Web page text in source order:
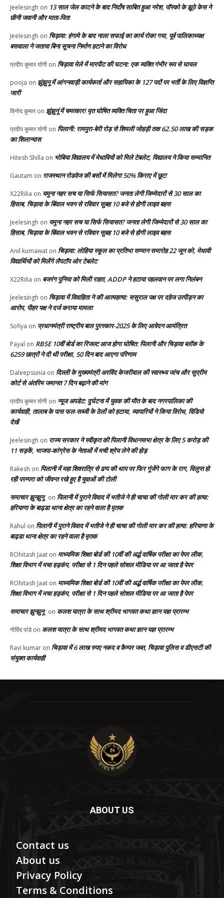
Jeelesingh on 13 साल जेल काटने के बाद निर्दोष साबित हुआ नरेश, पॉस्को के झूठे केस ने
छीनी जवानी और माता-पिता
Jeelesingh on चिड़ावा: हंगामे के बाद नाला सफाई का कार्य रोका गया, पूर्व पालिकाध्यक्ष
बसवाला ने जताया बिना सूचना निर्माण हटाने का विरोध
प्रदीप कुमार योगी on चिड़ावा मेले में मारपीट की घटना: एक व्यक्ति गंभीर रूप से घायल
pooja on झुंझुनू में आंगनवाड़ी कार्यकर्ता और सहायिका के 127 पदों पर भर्ती के लिए विज्ञप्ति
जारी
विनोद कुमारon झुंझुनूं में चमत्कार! मृत घोषित व्यक्ति चिता पर हुआ जिंदा
प्रदीप कुमार योगी on पिलानी: रामपुरा-बेरी रोड़ से शिमली जोहड़ी तक 62.50 लाख की सड़क
का शिलान्यास
Hitesh Shilla on भोबिया विद्यालय में मेधावियों को मिले टेबलेट, विद्यालय ने किया सम्मानित
Gautam on राजस्थान रोडवेज की बसों में मिलेगा 50% किराए में छूट!
X22Rilia on यमुना नहर सच या सिर्फ सियासत? जनता लेगी जिम्मेदारों से 30 साल का
हिसाब, चिड़ावा के बिंवाल भवन से रविवार सुबह 10 बजे से होगी लाइव बहस
Jeelesingh on यमुना नहर सच या सिर्फ सियासत? जनता लेगी जिम्मेदारों से 30 साल का
हिसाब, चिड़ावा के बिंवाल भवन से रविवार सुबह 10 बजे से होगी लाइव बहस
Anil kumawat on चिड़ावा: लोहिया स्कूल का प्रतिभा सम्मान समारोह 22 जून को, मेधावी
विद्यार्थियों को मिलेंगे लैपटॉप ओर टेबलेट
X22Rilia on बजरंग पुनिया को मिली राहत, ADDP ने हटाया पहलवान पर लगा निलंबन
Jeelesingh on चिड़ावा में विवाहिता ने की आत्महत्या: ससुराल पक्ष पर दहेज उत्पीड़न का
आरोप, पीहर पक्ष ने दर्ज कराया मामला
Sofiya on प्रधानमंत्री राष्ट्रीय बाल पुरस्कार-2025 के लिए आवेदन आमंत्रित
Payal on RBSE 10वीं बोर्ड का रिजल्ट आज होगा घोषित: पिलानी और चिड़ावा ब्लॉक के
6259 छात्रों ने दी थी परीक्षा, 50 दिन बाद आएगा परिणाम
Daleepsunia on दिल्ली के मुख्यमंत्री अरविंद केजरीवाल की स्वास्थ्य जांच और सुप्रीम
कोर्ट से अंतरिम जमानत 7 दिन बढ़ाने की मांग
प्रदीप कुमार योगी on न्यूज अपडेट: दुर्घटना में युवक की मौत के बाद नगरपालिका की
कार्यवाही, तालाब के पास फल-सब्जी के ठेलों को हटाया, व्यापारियों ने किया विरोध, विडियो
देखें
Jeelesingh on राज्य सरकार ने स्वीकृत की पिलानी विधानसभा क्षेत्र के लिए 5 करोड़ की
11 सड़कें, भाजपा-कांग्रेस के नेताओं में मची श्रेय लेने की होड़
Rakesh on पिलानी में महा शिवरात्रि से ढप्प की थाप पर फिर गूंजेंगे फाग के राग, विलुप्त हो
रही परम्परा को जीवन्त रखे हुए है युवाओं की टोली
समाचार झुन्झुनू on पिलानी में पुराने विवाद में भतीजे ने ही चाचा की गोली मार कर की हत्या:
हरियाणा के बाढ़डा थाना क्षेत्र का रहने वाला है मृतक
Rahul on पिलानी में पुराने विवाद में भतीजे ने ही चाचा की गोली मार कर की हत्या: हरियाणा के
बाढ़डा थाना क्षेत्र का रहने वाला है मृतक
ROhitash Jaat on माध्यमिक शिक्षा बोर्ड की 10वीं की अर्द्ध वार्षिक परीक्षा का पेपर लीक,
शिक्षा विभाग में मचा हड़कंप, परीक्षा से 1 दिन पहले सोशल मीडिया पर आ जाता है पेपर
ROhitash Jaat on माध्यमिक शिक्षा बोर्ड की 10वीं की अर्द्ध वार्षिक परीक्षा का पेपर लीक,
शिक्षा विभाग में मचा हड़कंप, परीक्षा से 1 दिन पहले सोशल मीडिया पर आ जाता है पेपर
समाचार झुन्झुनू on कलश यात्रा के साथ श्रीमद भागवत कथा ज्ञान यज्ञ प्रारम्भ
गोविंद पांडेon कलश यात्रा के साथ श्रीमद भागवत कथा ज्ञान यज्ञ प्रारम्भ
Ravi kumar on चिड़ावा में 6 लाख रुपए नकद व कैम्पर जब्त, चिड़ावा पुलिस व डीएसटी की
संयुक्त कार्यवाही
ABOUT US
Contact us
About us
Privacy Policy
Terms & Conditions